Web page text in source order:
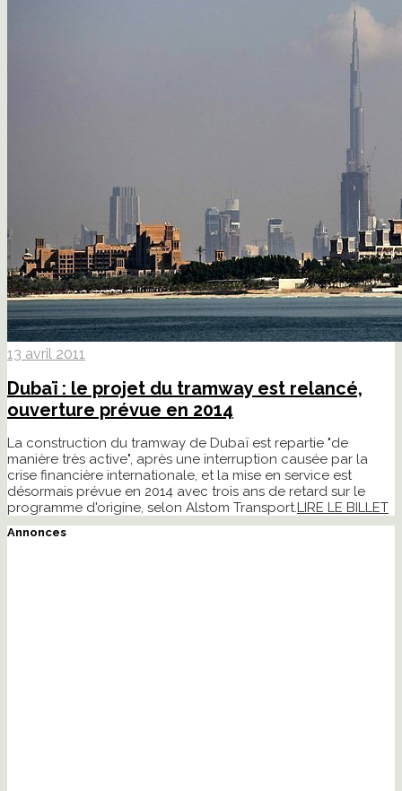
13 avril 2011
Dubaï : le projet du tramway est relancé,
ouverture prévue en 2014
La construction du tramway de Dubaï est repartie "de
manière très active", après une interruption causée par la
crise financière internationale, et la mise en service est
désormais prévue en 2014 avec trois ans de retard sur le
programme d'origine, selon Alstom Transport.LIRE LE BILLET
Annonces